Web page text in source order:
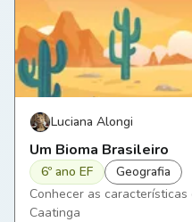
Luciana Alongi
Um Bioma Brasileiro
6º ano EF
Geografia
Conhecer as
Caatinga